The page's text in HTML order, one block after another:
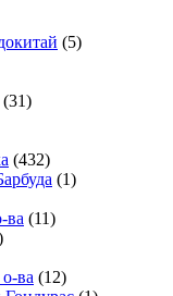
(5)
(31)
(432)
(1)
ва (11)
ва (12)